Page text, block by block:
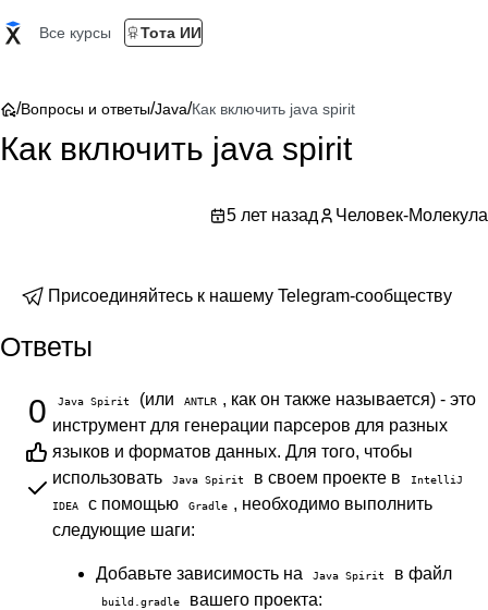
Все курсы Тота ИИ
/Вопросы и ответы/Java/Как включить java spirit
Как включить java spirit
5 лет назад Человек-Молекула
Присоединяйтесь к нашему Telegram-сообществу
Ответы
0 Java Spirit (или ANTLR , как он также называется) - это
инструмент для генерации парсеров для разных
языков и форматов данных. Для того, чтобы
использовать
Java Spirit в своем проекте в
IntelliJ
IDEA
с помощью Gradle , необходимо выполнить
следующие шаги:
Добавьте зависимость на Java Spirit в файл
build.gradle вашего проекта: